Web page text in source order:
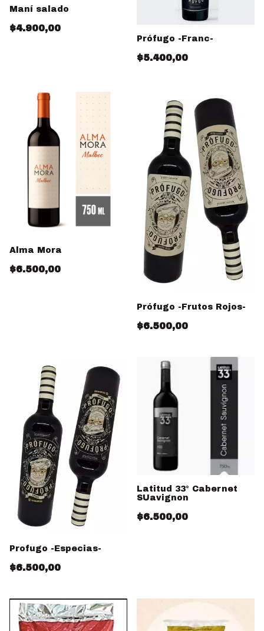
Maní salado
$4.900,00
Prófugo -Franc-
$5.400,00
Alma Mora
$6.500,00
Prófugo -Frutos Rojos-
$6.500,00
Profugo -Especias-
$6.500,00
Latitud 33° Cabernet
SUavignon
$6.500,00